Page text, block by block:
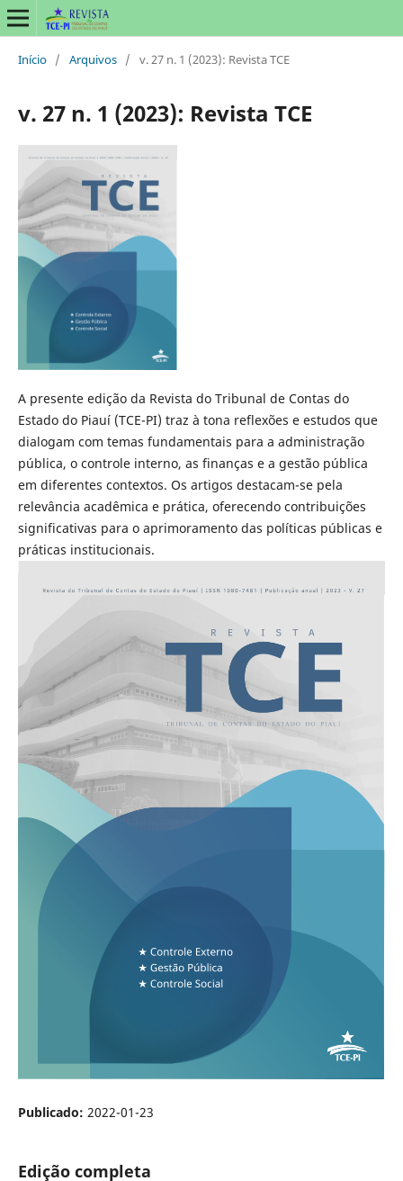
Início / Arquivos / v. 27 n. 1 (2023): Revista TCE
v. 27 n. 1 (2023): Revista TCE
A presente edição da Revista do Tribunal de Contas do
Estado do Piauí (TCE-PI) traz à tona reflexões e estudos que
dialogam com temas fundamentais para a administração
pública, o controle interno, as finanças e a gestão pública
em diferentes contextos. Os artigos destacam-se pela
relevância acadêmica e prática, oferecendo contribuições
significativas para o aprimoramento das políticas públicas e
práticas institucionais.
Publicado: 2022-01-23
Edição completa